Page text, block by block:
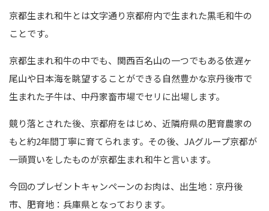
京都生まれ和牛とは文字通り京都府内で生まれた黒毛和牛の
ことです。
京都生まれ和牛の中でも、関西百名山の一つでもある依遅ヶ
尾山や日本海を眺望することができる自然豊かな京丹後市で
生まれた子牛は、中丹家畜市場でセリに出場します。
競り落とされた後、京都府をはじめ、近隣府県の肥育農家の
もと約2年間丁寧に育てられます。その後、 JAグループ京都が
一頭買いをしたものが京都生まれ和牛と言います。
今回のプレゼントキャンペーンのお肉は、出生地：京丹後
市、 肥育地：兵庫県となっております。